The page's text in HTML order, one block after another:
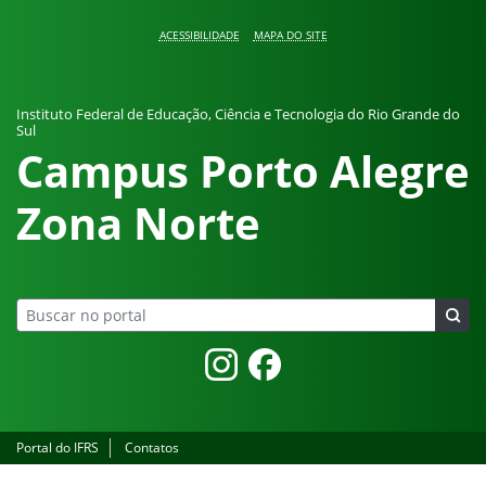
ACESSIBILIDADE MAPA DO SITE
Instituto Federal de Educação, Ciência e Tecnologia do Rio Grande do
Sul
Campus Porto Alegre
Zona Norte
InstagramFacebook
Portal do IFRS Contatos